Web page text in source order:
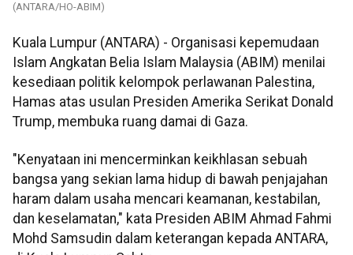
(ANTARA/HO-ABIM)
Kuala Lumpur (ANTARA) - Organisasi kepemudaan
Islam Angkatan Belia Islam Malaysia (ABIM) menilai
kesediaan politik kelompok perlawanan Palestina,
Hamas atas usulan Presiden Amerika Serikat Donald
Trump, membuka ruang damai di Gaza.
"Kenyataan ini mencerminkan keikhlasan sebuah
bangsa yang sekian lama hidup di bawah penjajahan
haram dalam usaha mencari keamanan, kestabilan,
dan keselamatan," kata Presiden ABIM Ahmad Fahmi
Mohd Samsudin dalam keterangan kepada ANTARA,